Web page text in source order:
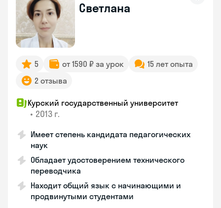
Светлана
5 от 1590 ₽ за урок
15 лет опыта
2 отзыва
Курский государственный университет
• 2013 г.
Имеет степень кандидата педагогических
наук
Обладает удостоверением технического
переводчика
Находит общий язык с начинающими и
продвинутыми студентами